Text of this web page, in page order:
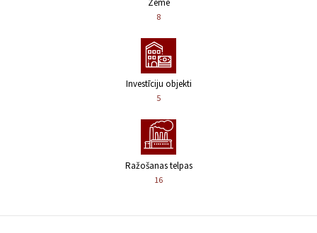
Zeme
8
Investīciju objekti
5
Ražošanas telpas
16